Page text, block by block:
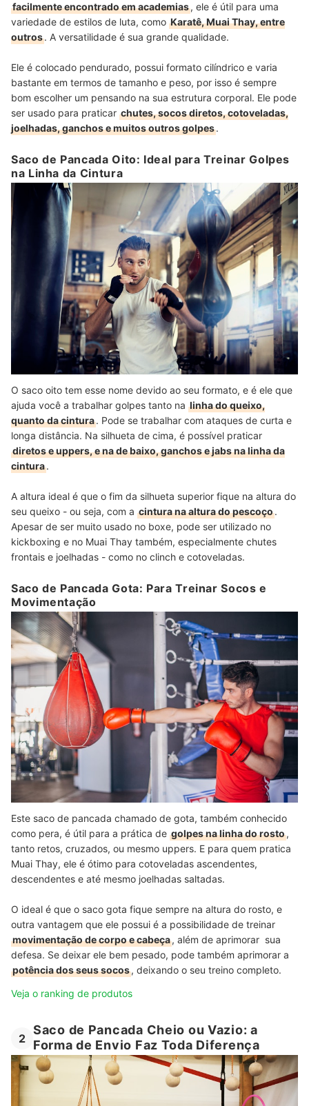
facilmente encontrado em academias, ele é útil para uma
variedade de estilos de luta, como Karatê, Muai Thay, entre
outros. A versatilidade é sua grande qualidade.
Ele é colocado pendurado, possui formato cilíndrico e varia
bastante em termos de tamanho e peso, por isso é sempre
bom escolher um pensando na sua estrutura corporal. Ele pode
ser usado para praticar chutes, socos diretos, cotoveladas,
joelhadas, ganchos e muitos outros golpes.
Saco de Pancada Oito: Ideal para Treinar Golpes
na Linha da Cintura
O saco oito tem esse nome devido ao seu formato, e é ele que
ajuda você a trabalhar golpes tanto na linha do queixo,
quanto da cintura. Pode se trabalhar com ataques de curta e
longa distância. Na silhueta de cima, é possível praticar
diretos e uppers, e na de baixo, ganchos e jabs na linha da
cintura.
A altura ideal é que o fim da silhueta superior fique na altura do
seu queixo - ou seja, com a cintura na altura do pescoço.
Apesar de ser muito usado no boxe, pode ser utilizado no
kickboxing e no Muai Thay também, especialmente chutes
frontais e joelhadas - como no clinch e cotoveladas.
Saco de Pancada Gota: Para Treinar Socos e
Movimentação
Este saco de pancada chamado de gota, também conhecido
como pera, é útil para a prática de golpes na linha do rosto,
tanto retos, cruzados, ou mesmo uppers. E para quem pratica
Muai Thay, ele é ótimo para cotoveladas ascendentes,
descendentes e até mesmo joelhadas saltadas.
O ideal é que o saco gota fique sempre na altura do rosto, e
outra vantagem que ele possui é a possibilidade de treinar
movimentação de corpo e cabeça, além de aprimorar sua
defesa. Se deixar ele bem pesado, pode também aprimorar a
potência dos seus socos, deixando o seu treino completo.
Veja o ranking de produtos
2
Saco de Pancada Cheio ou Vazio: a
Forma de Envio Faz Toda Diferença